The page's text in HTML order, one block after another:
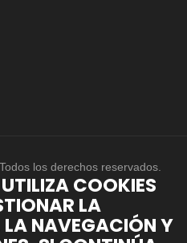
los derechos reservados.
COOKIES
LA
NAVEGACIÓN Y